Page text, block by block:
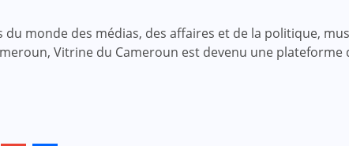
du monde des médias, des affaires et de la politique,
Vitrine du Cameroun est devenu une